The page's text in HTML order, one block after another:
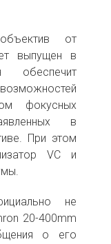
от
выпущен в
фокусных
в
При этом
VC и
не
20-400mm
о его